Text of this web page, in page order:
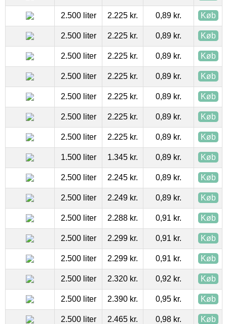
2.500 liter 2.225 kr. 0,89 kr. Køb
2.500 liter 2.225 kr. 0,89 kr. Køb
2.500 liter 2.225 kr. 0,89 kr. Køb
2.500 liter 2.225 kr. 0,89 kr. Køb
2.500 liter 2.225 kr. 0,89 kr. Køb
2.500 liter 2.225 kr. 0,89 kr. Køb
2.500 liter 2.225 kr. 0,89 kr. Køb
1.500 liter 1.345 kr. 0,89 kr. Køb
2.500 liter 2.245 kr. 0,89 kr. Køb
2.500 liter 2.249 kr. 0,89 kr. Køb
2.500 liter 2.288 kr. 0,91 kr. Køb
2.500 liter 2.299 kr. 0,91 kr. Køb
2.500 liter 2.299 kr. 0,91 kr. Køb
2.500 liter 2.320 kr. 0,92 kr. Køb
2.500 liter 2.390 kr. 0,95 kr. Køb
2.500 liter 2.465 kr. 0,98 kr. Køb